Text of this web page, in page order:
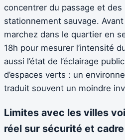
concentrer du passage et des
stationnement sauvage.
marchez dans le quartier en
18h pour mesurer l’intensité
aussi l’état de l’éclairage
d’espaces verts : un
traduit souvent un moindre
Limites avec les villes
réel sur sécurité et